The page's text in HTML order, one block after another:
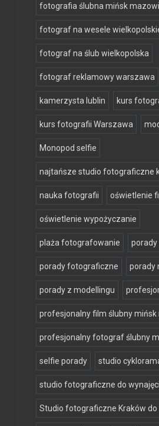
fotografia ślubna mińsk
fotograf na wesele
fotograf na ślub wielkopolska
fotograf reklamowy warszawa
kamerzysta lublin kurs
kurs fotografii Warszawa
Monopod selfie
najtańsze studio fotograficzne
nauka fotografii oświetlenie
oświetlenie wypożyczanie
plaża fotografowanie porady
porady fotograficzne porady
porady z modellingu
profesjonalny film ślubny mińsk
profesjonalny fotograf ślubny
selfie porady studio
studio fotograficzne do
Studio fotograficzne Kraków do